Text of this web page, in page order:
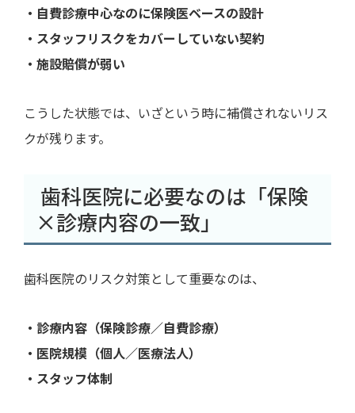
・自費診療中心なのに保険医ベースの設計
・スタッフリスクをカバーしていない契約
・施設賠償が弱い
こうした状態では、いざという時に補償されないリス
クが残ります。
歯科医院に必要なのは「保険
×診療内容の一致」
歯科医院のリスク対策として重要なのは、
・診療内容（保険診療／自費診療）
・医院規模（個人／医療法人）
・スタッフ体制